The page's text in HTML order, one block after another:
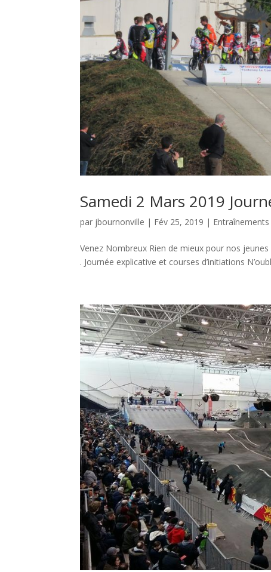
Samedi 2 Mars 2019
par jbournonville | Fév 25, 2019 | Entraînements
Venez Nombreux Rien de mieux pour nos
. Journée explicative et courses d’initiations